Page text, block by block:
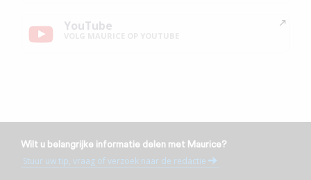
YouTube
Wilt u belangrijke informatie delen met Maurice?
Stuur uw tip, vraag of verzoek naar de redactie